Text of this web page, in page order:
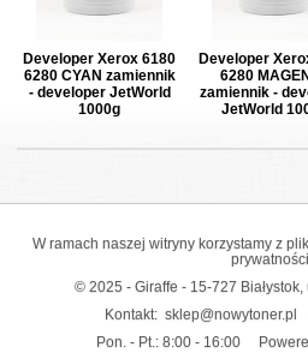
Developer Xerox 6180
6280 CYAN zamiennik
- developer JetWorld
1000g
Developer
6280
zamiennik -
JetWorld
W ramach naszej witryny korzystamy z
prywatności
© 2025 - Giraffe - 15-727
Kontakt: sklep@nowytoner.pl
Pon. - Pt.: 8:00 - 16:00